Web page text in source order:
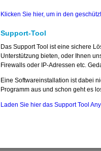
Klicken Sie hier, um in den
Support-Tool
Das Support Tool ist eine sichere
Unterstützung bieten, oder Ihnen
Firewalls oder IP-Adressen etc.
Eine Softwareinstallation ist dabei
Programm aus und schon geht es
Laden Sie hier das Support Tool